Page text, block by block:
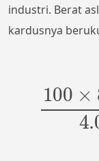
industri. Berat
kardusnya
100×